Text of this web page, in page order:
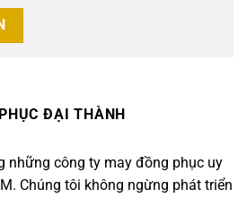
ĐẠI THÀNH
những công ty may đồng phục uy
Chúng tôi không ngừng phát triển